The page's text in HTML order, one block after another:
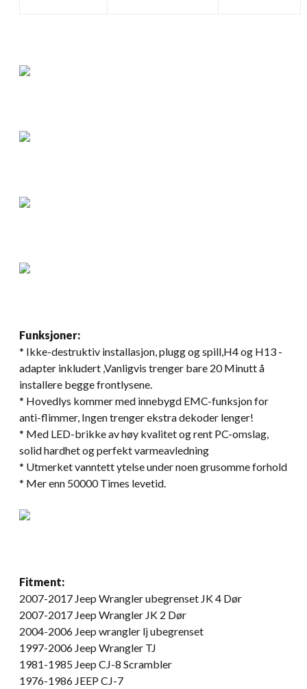
Funksjoner:
* Ikke-destruktiv installasjon, plugg og spill,H4 og H13 -
adapter inkludert ,Vanligvis trenger bare 20 Minutt å
installere begge frontlysene.
* Hovedlys kommer med innebygd EMC-funksjon for
anti-flimmer, Ingen trenger ekstra dekoder lenger!
* Med LED-brikke av høy kvalitet og rent PC-omslag,
solid hardhet og perfekt varmeavledning
* Utmerket vanntett ytelse under noen grusomme forhold
* Mer enn 50000 Times levetid.
Fitment:
2007-2017 Jeep Wrangler ubegrenset JK 4 Dør
2007-2017 Jeep Wrangler JK 2 Dør
2004-2006 Jeep wrangler lj ubegrenset
1997-2006 Jeep Wrangler TJ
1981-1985 Jeep CJ-8 Scrambler
1976-1986 JEEP CJ-7